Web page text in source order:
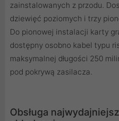
zainstalowanych z przodu.
dziewięć poziomych i trzy
Do pionowej instalacji karty
dostępny osobno kabel typu
maksymalnej długości 250
pod pokrywą zasilacza.
Obsługa